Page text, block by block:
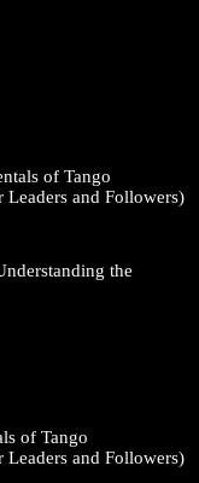
of Tango
Leaders and Followers)
the
of Tango
Leaders and Followers)